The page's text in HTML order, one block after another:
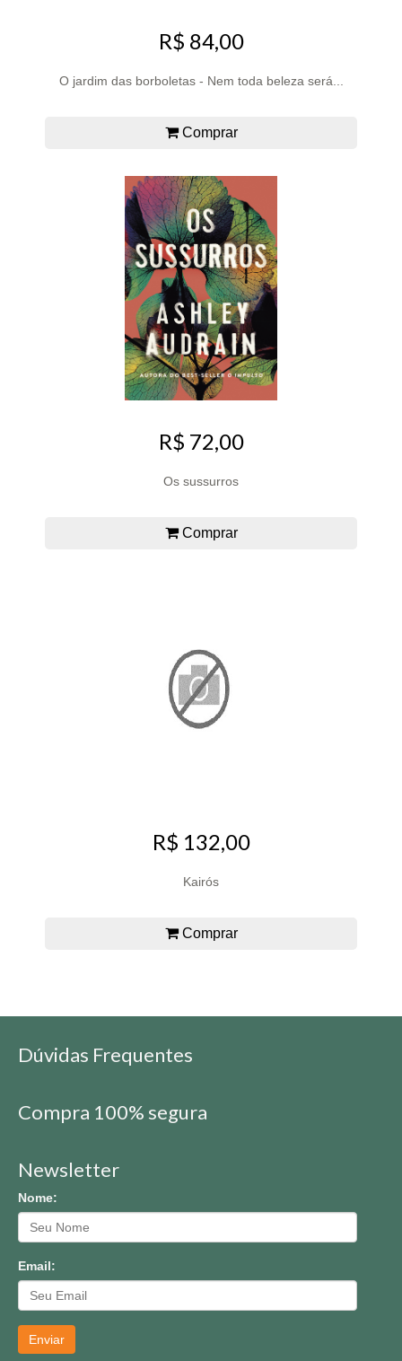
R$ 84,00
O jardim das borboletas - Nem toda beleza será...
Comprar
R$ 72,00
Os sussurros
Comprar
R$ 132,00
Kairós
Comprar
Dúvidas Frequentes
Compra 100% segura
Newsletter
Nome:
Email:
Enviar